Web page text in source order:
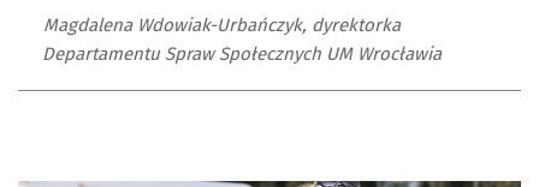
Magdalena Wdowiak-Urbańczyk, dyrektorka
Departamentu Spraw Społecznych UM Wrocławia